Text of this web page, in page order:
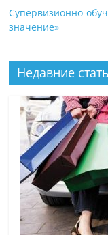
Супервизионно-
значение»
Недавние